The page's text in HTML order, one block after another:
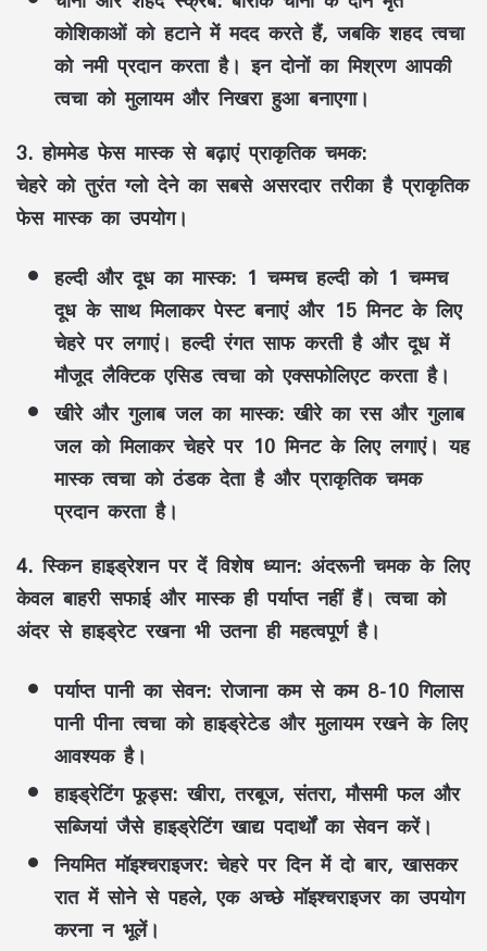
कोशिकाओं को हटाने में मदद करते हैं, जबकि शहद त्वचा
को नमी प्रदान करता है। इन दोनों का मिश्रण आपकी
त्वचा को मुलायम और निखरा हुआ बनाएगा।
3. होममेड फेस मास्क से बढ़ाएं प्राकृतिक चमक:
चेहरे को तुरंत ग्लो देने का सबसे असरदार तरीका है प्राकृतिक
फेस मास्क का उपयोग।
हल्दी और दूध का मास्क: 1 चम्मच हल्दी को 1 चम्मच
दूध के साथ मिलाकर पेस्ट बनाएं और 15 मिनट के लिए
चेहरे पर लगाएं। हल्दी रंगत साफ करती है और दूध में
मौजूद लैक्टिक एसिड त्वचा को एक्सफोलिएट करता है।
खीरे और गुलाब जल का मास्क: खीरे का रस और गुलाब
जल को मिलाकर चेहरे पर 10 मिनट के लिए लगाएं। यह
मास्क त्वचा को ठंडक देता है और प्राकृतिक चमक
प्रदान करता है।
4. स्किन हाइड्रेशन पर दें विशेष ध्यान: अंदरूनी चमक के लिए
केवल बाहरी सफाई और मास्क ही पर्याप्त नहीं हैं। त्वचा को
अंदर से हाइड्रेट रखना भी उतना ही महत्वपूर्ण है।
पर्याप्त पानी का सेवन: रोजाना कम से कम 8-10 गिलास
पानी पीना त्वचा को हाइड्रेटेड और मुलायम रखने के लिए
आवश्यक है।
हाइड्रेटिंग फूड्स: खीरा, तरबूज, संतरा, मौसमी फल और
सब्जियां जैसे हाइड्रेटिंग खाद्य पदार्थों का सेवन करें।
नियमित मॉइश्चराइजर: चेहरे पर दिन में दो बार, खासकर
रात में सोने से पहले, एक अच्छे मॉइश्चराइजर का उपयोग
करना न भूलें।